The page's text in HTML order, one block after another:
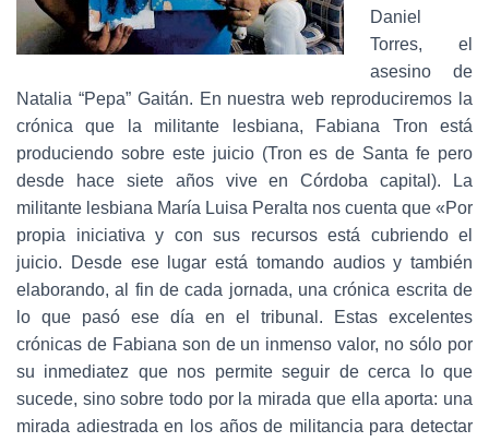
Daniel
Torres, el
asesino de
Natalia “Pepa” Gaitán. En nuestra web reproduciremos la
crónica que la militante lesbiana, Fabiana Tron está
produciendo sobre este juicio (Tron es de Santa fe pero
desde hace siete años vive en Córdoba capital). La
militante lesbiana María Luisa Peralta nos cuenta que «Por
propia iniciativa y con sus recursos está cubriendo el
juicio. Desde ese lugar está tomando audios y también
elaborando, al fin de cada jornada, una crónica escrita de
lo que pasó ese día en el tribunal. Estas excelentes
crónicas de Fabiana son de un inmenso valor, no sólo por
su inmediatez que nos permite seguir de cerca lo que
sucede, sino sobre todo por la mirada que ella aporta: una
mirada adiestrada en los años de militancia para detectar